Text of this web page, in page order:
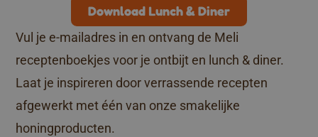
Download Lunch & Diner
Vul je e-mailadres in en ontvang de Meli
receptenboekjes voor je ontbijt en lunch & diner.
Laat je inspireren door verrassende recepten
afgewerkt met één van onze smakelijke
honingproducten.